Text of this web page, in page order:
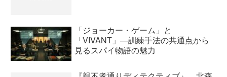
「ジョーカー・ゲーム」と
「VIVANT」—訓練手法の共通点から
見るスパイ物語の魅力